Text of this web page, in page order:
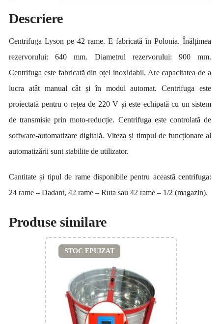
Descriere
Centrifuga Lyson pe 42 rame. E fabricată în Polonia. Înălțimea
rezervorului: 640 mm. Diametrul rezervorului: 900 mm.
Centrifuga este fabricată din oțel inoxidabil. Are capacitatea de a
lucra atât manual cât și în modul automat. Centrifuga este
proiectată pentru o rețea de 220 V și este echipată cu un sistem
de transmisie prin moto-reducție. Centrifuga este controlată de
software-automatizare digitală. Viteza și timpul de funcționare al
automatizării sunt stabilite de utilizator.
Cantitate și tipul de rame disponibile pentru această centrifuga:
24 rame – Dadant, 42 rame – Ruta sau 42 rame – 1/2 (magazin).
Produse similare
STOC EPUIZAT